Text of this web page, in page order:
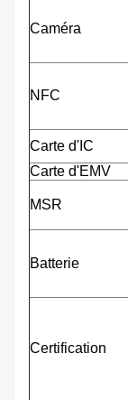
Caméra
NFC
Carte d'IC
Carte d'EMV
MSR
Batterie
Certification